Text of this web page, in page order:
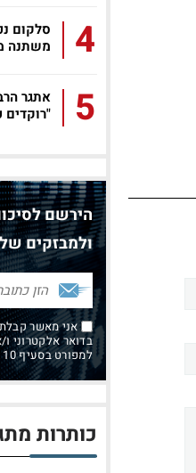
4
משתנה
5
אתגר
"רוקדים עם
הירשם
ולמבזקים של
אני מאשר קבלת
בדואר אלקטרוני
למפורט בסעיף 10 בתנאי השימוש
כותרות